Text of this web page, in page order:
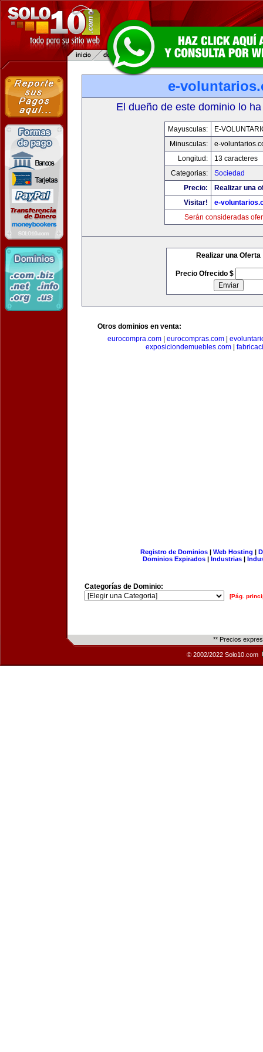
e-
El dueño de este dominio lo
Mayusculas:
E-
Minusculas:
e-
Longitud:
13 caracteres
Categorias:
Sociedad
Precio:
Realizar una
Visitar!
e-
Serán consideradas
Realizar una Oferta
Precio Ofrecido $
Otros dominios en venta:
eurocompra.com| eurocompras.com|
exposiciondemuebles.com|
Registro de Dominios| Web Hosting |
Dominios Expirados | Industrias |
Categorías de Dominio:
[Pág.
** Precios
© 2002/2022 Solo10.com